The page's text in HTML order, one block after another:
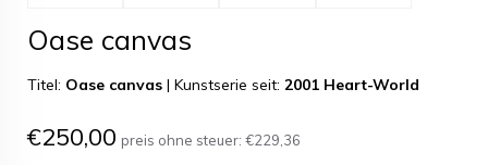
Oase canvas
Titel: Oase canvas | Kunstserie seit: 2001 Heart-World
€250,00 preis ohne steuer: €229,36